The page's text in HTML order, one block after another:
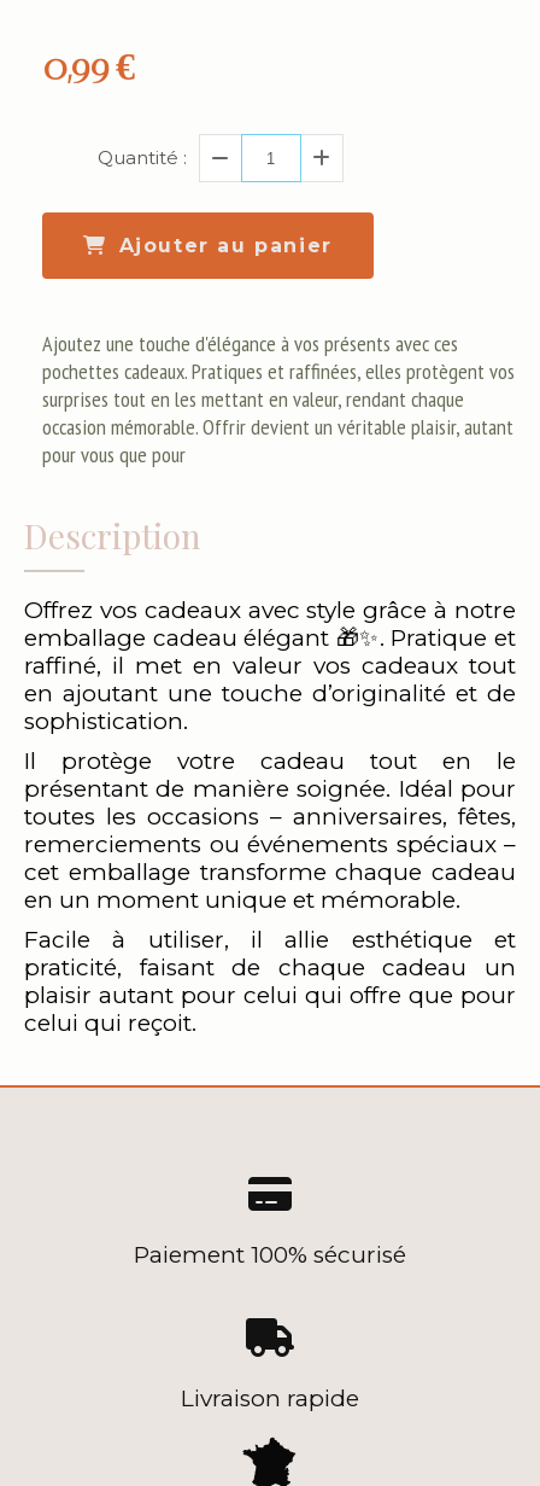
0,99€
Quantité :
Ajouter au panier
Ajoutez une touche d'élégance à vos présents avec ces
pochettes cadeaux. Pratiques et raffinées, elles protègent vos
surprises tout en les mettant en valeur, rendant chaque
occasion mémorable. Offrir devient un véritable plaisir, autant
pour vous que pour
Description
Offrez vos cadeaux avec style grâce à notre
emballage cadeau élégant 🎁✨. Pratique et
raffiné, il met en valeur vos cadeaux tout
en ajoutant une touche d’originalité et de
sophistication.
Il protège votre cadeau tout en le
présentant de manière soignée. Idéal pour
toutes les occasions – anniversaires, fêtes,
remerciements ou événements spéciaux –
cet emballage transforme chaque cadeau
en un moment unique et mémorable.
Facile à utiliser, il allie esthétique et
praticité, faisant de chaque cadeau un
plaisir autant pour celui qui offre que pour
celui qui reçoit.

Paiement 100% sécurisé

Livraison rapide